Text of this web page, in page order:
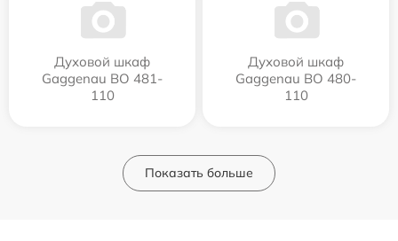
Духовой шкаф
Gaggenau BO 481-
110
Духовой шкаф
Gaggenau BO 480-
110
Показать больше